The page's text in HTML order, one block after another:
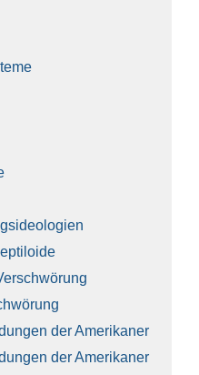
der Ame­ri­ka­ner
der Ame­ri­ka­ner